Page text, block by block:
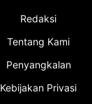
Redaksi
Tentang Kami
Penyangkalan
Kebijakan Privasi